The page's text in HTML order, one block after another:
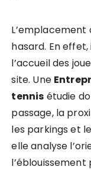
L’emplacement
hasard. En
l’accueil des
site. Une
tennis étudie
passage, la
les parkings et
elle analyse
l’éblouissement